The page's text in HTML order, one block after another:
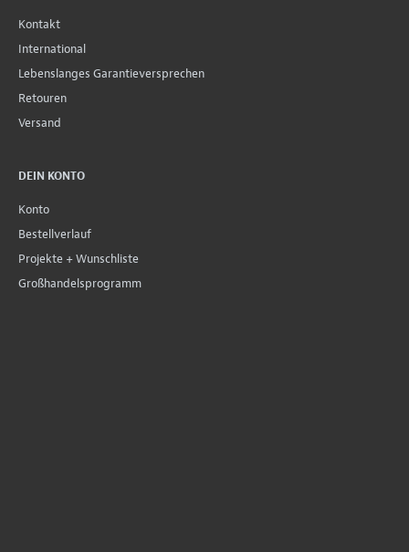
Kontakt
International
Lebenslanges Garantieversprechen
Retouren
Versand
DEIN KONTO
Konto
Bestellverlauf
Projekte + Wunschliste
Großhandelsprogramm